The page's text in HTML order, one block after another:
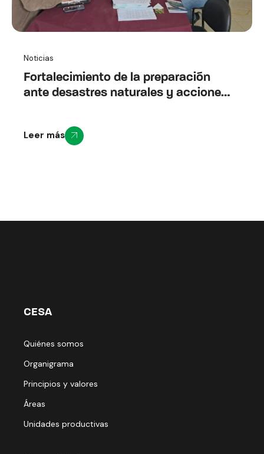
Noticias
Fortalecimiento de la preparación
ante desastres naturales y acciones
vulnerables altamente expuestas a la
erupción del volcán Cotopaxi
Leer más
CESA
Quiénes somos
Organigrama
Principios y valores
Áreas
Unidades productivas